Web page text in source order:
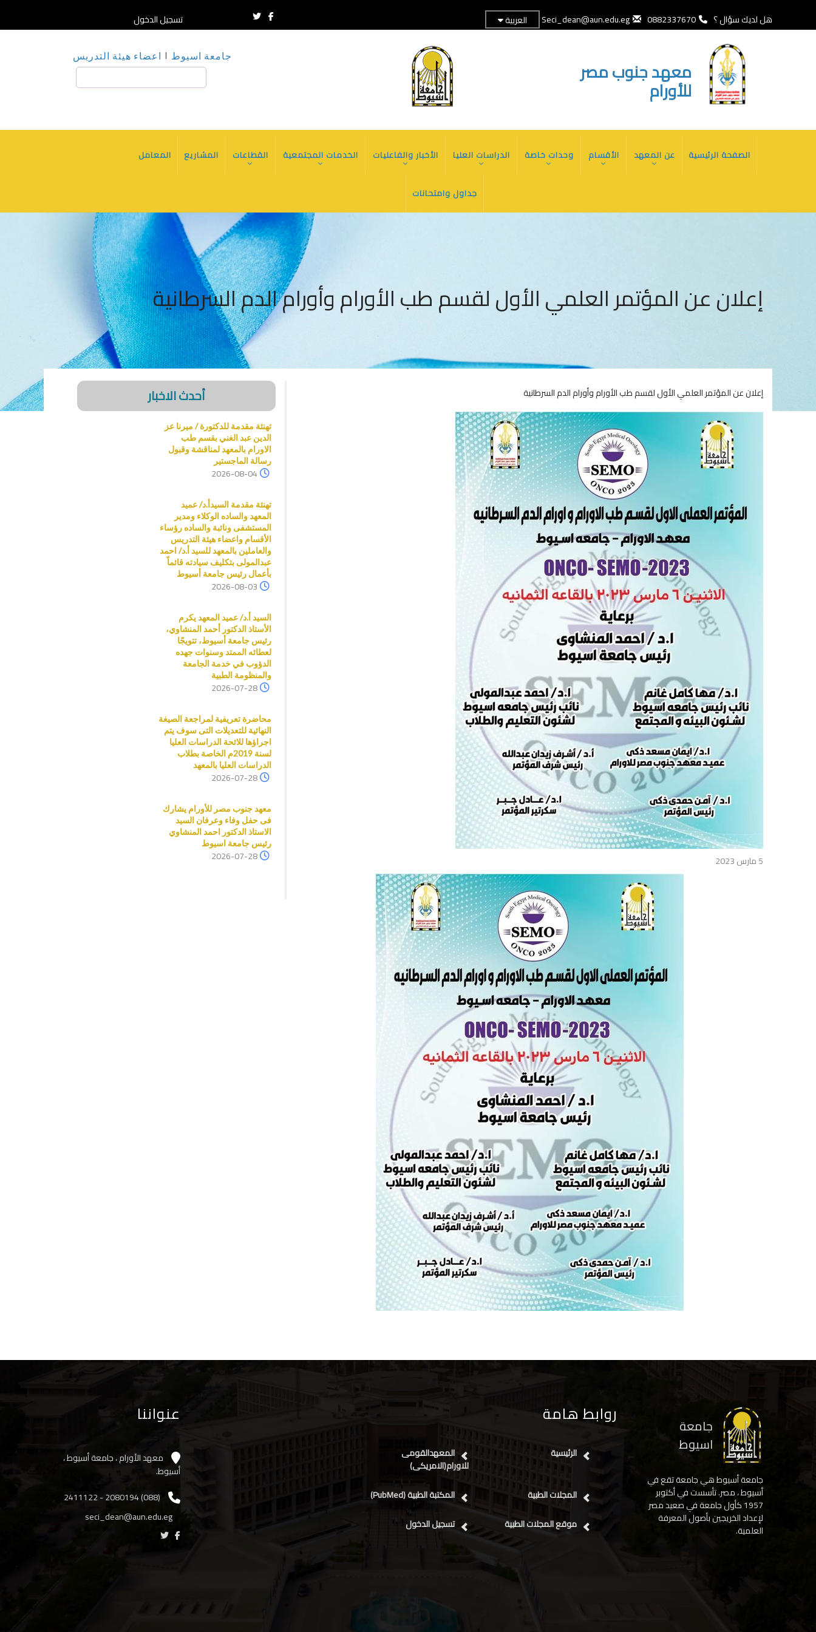
المحتوى
هل لديك سؤال ؟ 0882337670
Seci_dean@aun.edu.eg العربية تسجيل الدخول
معهد جنوب مصر
للأورام
جامعة اسيوط اعضاء هيئة التدريس
بحث
NAVIGATIONالصفحة الرئيسية عن المعهد الأقسام وحدات خاصة الدراسات العليا الأخبار والفاعليات الخدمات المجتمعية القطاعات المشاريع المعامل
جداول وامتحانات
إعلان عن المؤتمر العلمي الأول لقسم طب الأورام وأورام الدم السرطانية
إعلان عن المؤتمر العلمي الأول لقسم طب الأورام وأورام الدم السرطانية
5 مارس 2023
أحدث الاخبار
تهنئة مقدمة للدكتورة / ميرنا عز
الدين عبد الغني بقسم طب
الاورام بالمعهد لمناقشة وقبول
رسالة الماجستير
2026-08-04
تهنئة مقدمة السيدأ.د/ عميد
المعهد والساده الوكلاء ومدير
المستشفى ونائبة والساده رؤساء
الأقسام واعضاء هيئة التدريس
والعاملين بالمعهد للسيد أ.د/ احمد
عبدالمولى بتكليف سيادته قائماً
بأعمال رئيس جامعة أسيوط
2026-08-03
السيد أ.د/ عميد المعهد يكرم
الأستاذ الدكتور أحمد المنشاوي،
رئيس جامعة أسيوط، تتويجًا
لعطائه الممتد وسنوات جهده
الدؤوب في خدمة الجامعة
والمنظومة الطبية
2026-07-28
محاضرة تعريفية لمراجعة الصيغة
النهائية للتعديلات التى سوف يتم
اجراؤها للائحة الدراسات العليا
لسنة 2019م الخاصة بطلاب
الدراسات العليا بالمعهد
2026-07-28
معهد جنوب مصر للأورام يشارك
فى حفل وفاء وعرفان السيد
الاستاذ الدكتور احمد المنشاوي
رئيس جامعة اسيوط
2026-07-28
جامعة
اسيوط
جامعة أسيوط هي جامعة تقع في
أسيوط ، مصر. تأسست في أكتوبر
1957 كأول جامعة في صعيد مصر
لإعداد الخريجين بأصول المعرفة
العلمية.
روابط هامة
الرئيسية
المعهدالقومى
للاورام(الامريكى)
المجلات الطبية
المكتبة الطبية (PubMed)
موقع المجلات الطبية
تسجيل الدخول
عنواننا
معهد الأورام ، جامعة أسيوط ،
أسيوط.
(088) 2080194 - 2411122